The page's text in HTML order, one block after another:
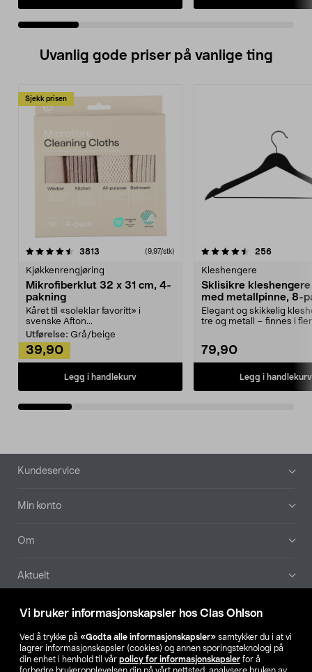
Vi bruker informasjonskapsler hos Clas Ohlson
Ved å trykke på «Godta alle informasjonskapsler» samtykker du i at vi
lagrer informasjonskapsler (cookies) og annen sporingsteknologi på
din enhet i henhold til vår policy for informasjonskapsler for å
Uvanlig gode priser på vanlige ting
Sjekk prisen
3813 anmeldelser(9,97/stk)
Kjøkkenrengjøring
Mikrofiberklut 32 x 31 cm, 4-
pakning
Kåret til «soleklar favoritt» i
svenske Afton...
Utførelse: Grå/beige
39,90
Legg i handlekurv
4.5av 5 stjerner 256
Kleshengere
Sklisikre
med metallpinne, 8-
Elegant og skikkelig
tre og metall – finnes i
79,90
Legg i handlekurv
4.5av 5 stjerner
Bunntekst
Kundeservice
Min konto
Om
Aktuelt
Våre selskaper
Finn din butikk